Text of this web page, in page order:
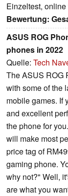
Einzeltest,
Bewertung:
ASUS ROG
phones in 2022
Quelle: Tech
The ASUS ROG
with some of the
mobile games. If
and excellent
the phone for
will make most
price tag of
gaming phone.
why not?" Well,
are what you